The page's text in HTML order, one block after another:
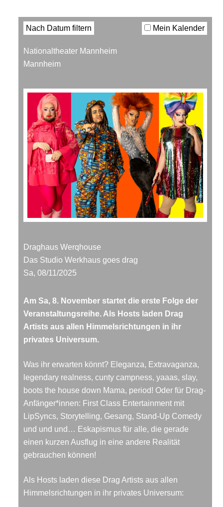
Nach Datum filtern Mein Kalender
Nationaltheater Mannheim
Mannheim
Draghaus Werqhouse
Das Studio Werkhaus goes drag
Sa, 08/11/2025
Am Sa, 8. November startet die erste Folge der
Veranstaltungsreihe. Als Hosts laden Drag
Artists aus allen Himmelsrichtungen in ihr
privates Universum.
Was ihr erwarten könnt? Eleganza, Extravaganza,
legendary realness, cunty campness, yaaas, slay,
boots the house down Mama, period! Oder für Drag-
Anfänger*innen: First Class Entertainment mit
LipSyncs, Storytelling, Gesang, Stand-Up Comedy
und und und… Eskapismus für alle, die gerade
einen kurzen Ausflug in eine andere Realität
gebrauchen können!
Als Hosts laden diese Drag Artists aus allen
Himmelsrichtungen in ihr privates Universum: